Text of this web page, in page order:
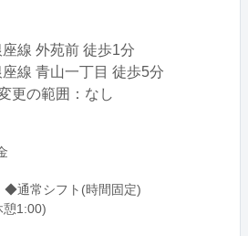
線 外苑前 徒歩1分
線 青山一丁目 徒歩5分
更の範囲：なし
◆通常シフト(時間固定)
憩1:00)